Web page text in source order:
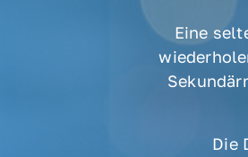
Eine
Die